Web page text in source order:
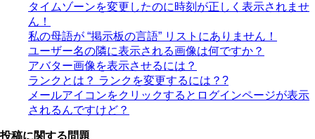
タイムゾーンを変更したのに時刻が正しく表示されませ
ん！
私の母語が “掲示板の言語” リストにありません！
ユーザー名の隣に表示される画像は何ですか？
アバター画像を表示させるには？
ランクとは？ ランクを変更するには？?
メールアイコンをクリックするとログインページが表示
されるんですけど？
投稿に関する問題